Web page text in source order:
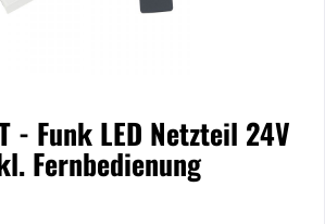
- Funk LED Netzteil 24V
Fernbedienung